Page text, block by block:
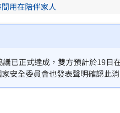
用在陪伴家人
已正式達成，雙方預計於19日
安全委員會也發表聲明確認此
中雙雙大跌逾4%與5%。由於
的航空族群全面走強，成為盤面